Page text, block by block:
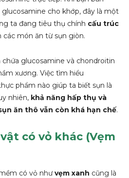
cho khớp, đây là một
ta đang tiêu thụ chính cấu trúc
các món ăn từ sụn giòn.
glucosamine và chondroitin
xương. Việc tìm hiểu
phẩm nào giúp ta biết sụn là
nhiên, khả năng hấp thụ và
ăn thô vẫn còn khá hạn chế.
có vỏ khác (Vẹm
có vỏ nhưvẹm xanh cũng là